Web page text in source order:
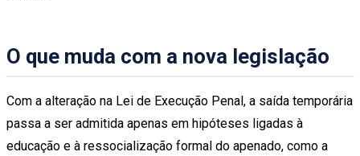
O que muda com a nova legislação
Com a alteração na Lei de Execução Penal, a saída temporária
passa a ser admitida apenas em hipóteses ligadas à
educação e à ressocialização formal do apenado, como a